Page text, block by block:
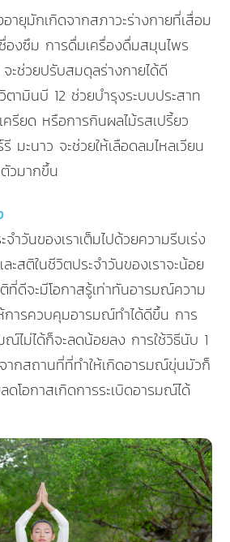
ายุมักเกิดจากสภาวะร่างกายที่เสื่อม
องซึม การดื่มเครื่องดื่มสมุนไพร
ะช่วยปรับสมดุลร่างกายได้ดี
ามินบี 12 ช่วยบำรุงระบบประสาท
รียด หรือการกินผลไม้รสเปรี้ยว
มะนาว จะช่วยให้เลือดลมไหลเวียน
วมากขึ้น
ำวันของเราเต็มไปด้วยความรีบเร่ง
ะสติในชีวิตประจำวันของเราจะน้อย
ที่ดีจะมีโอกาสรู้เท่าทันอารมณ์ความ
การควบคุมอารมณ์ทำได้ดีขึ้น การ
ไม่ได้ก็จะลดน้อยลง การใช้วิธีนับ 1
ากสถานที่ที่ทำให้เกิดอารมณ์ขุ่นมัวก็
ดโอกาสเกิดการระเบิดอารมณ์ได้